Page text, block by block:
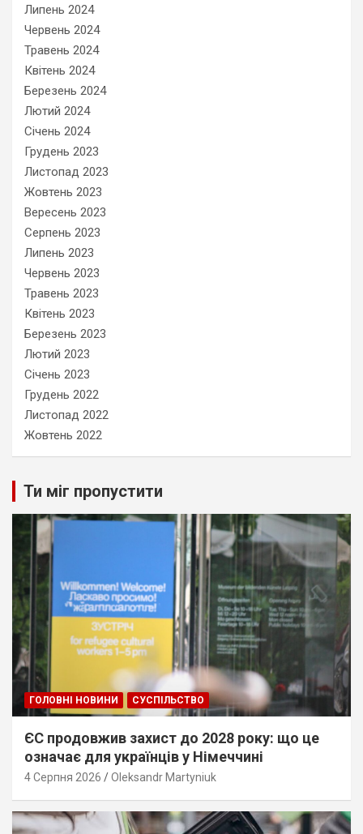
Липень 2024
Червень 2024
Травень 2024
Квітень 2024
Березень 2024
Лютий 2024
Січень 2024
Грудень 2023
Листопад 2023
Жовтень 2023
Вересень 2023
Серпень 2023
Липень 2023
Червень 2023
Травень 2023
Квітень 2023
Березень 2023
Лютий 2023
Січень 2023
Грудень 2022
Листопад 2022
Жовтень 2022
Ти міг пропустити
ГОЛОВНІ НОВИНИ СУСПІЛЬСТВО
ЄС продовжив захист до 2028 року: що це
означає для українців у Німеччині
4 Серпня 2026 Oleksandr Martyniuk